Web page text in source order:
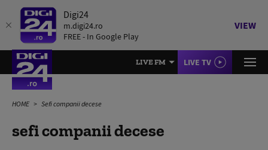
Digi24
m.digi24.ro
FREE - In Google Play
VIEW
LIVE FM LIVE TV
HOME Sefi companii decese
sefi companii decese